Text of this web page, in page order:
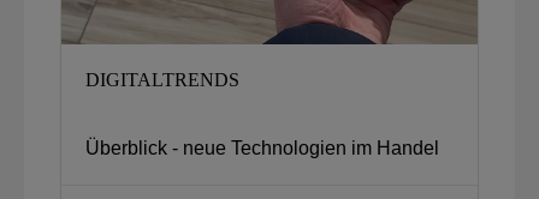
DIGITALTRENDS
Überblick - neue Technologien im Handel